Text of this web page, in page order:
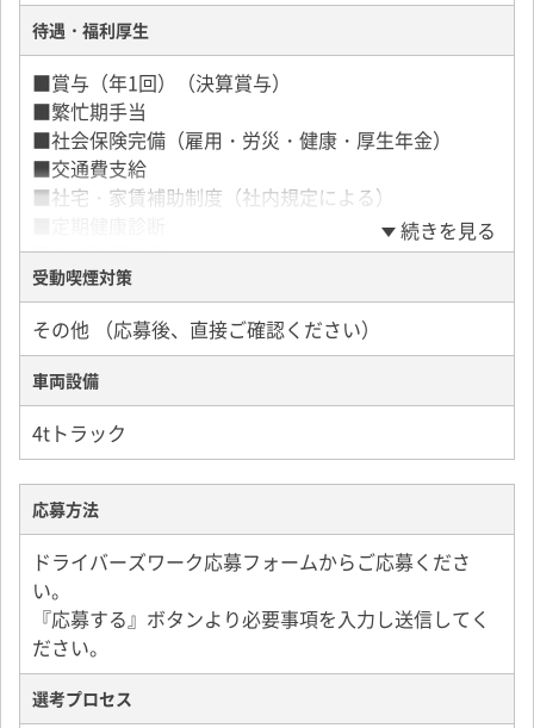
★産育休からの復帰率は95%以上！
女性ドライバーに対する仕事・家庭の両立支援のほか
男性社員の育児休暇取得も実績あります。
待遇・福利厚生
■賞与（年1回）（決算賞与）
■繁忙期手当
■社会保険完備（雇用・労災・健康・厚生年金）
■交通費支給
■社宅・家賃補助制度（社内規定による）
■資格取得支援
■マイカー・バイク通勤OK
■ハート倶楽部
〈ハート倶楽部ってなに？〉
グループの社員同士及びその家族の親睦と緊密な連携
を築くことを目的としてグループ社員全員で組織する
会です。
社員同士の横のつながりを強化する取り組みや、家族
も参加できるイベントを実施しています！
続きを見る
受動喫煙対策
その他 （応募後、直接ご確認ください）
車両設備
4tトラック
応募方法
ドライバーズワーク応募フォームからご応募くださ
い。
『応募する』ボタンより必要事項を入力し送信してく
ださい。
選考プロセス